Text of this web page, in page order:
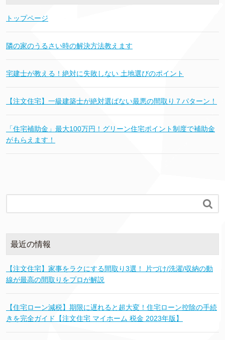
トップページ
隣の家のうるさい時の解決方法教えます
宅建士が教える！絶対に失敗しない 土地選びのポイント
【注文住宅】一級建築士が絶対選ばない最悪の間取り７パターン！
「住宅補助金」最大100万円！グリーン住宅ポイント制度で補助金
がもらえます！

最近の情報
【注文住宅】家事をラクにする間取り3選！ 片づけ/洗濯/収納の動
線が最高の間取りをプロが解説
【住宅ローン減税】期限に遅れると超大変！住宅ローン控除の手続
きを完全ガイド【注文住宅 マイホーム 税金 2023年版】